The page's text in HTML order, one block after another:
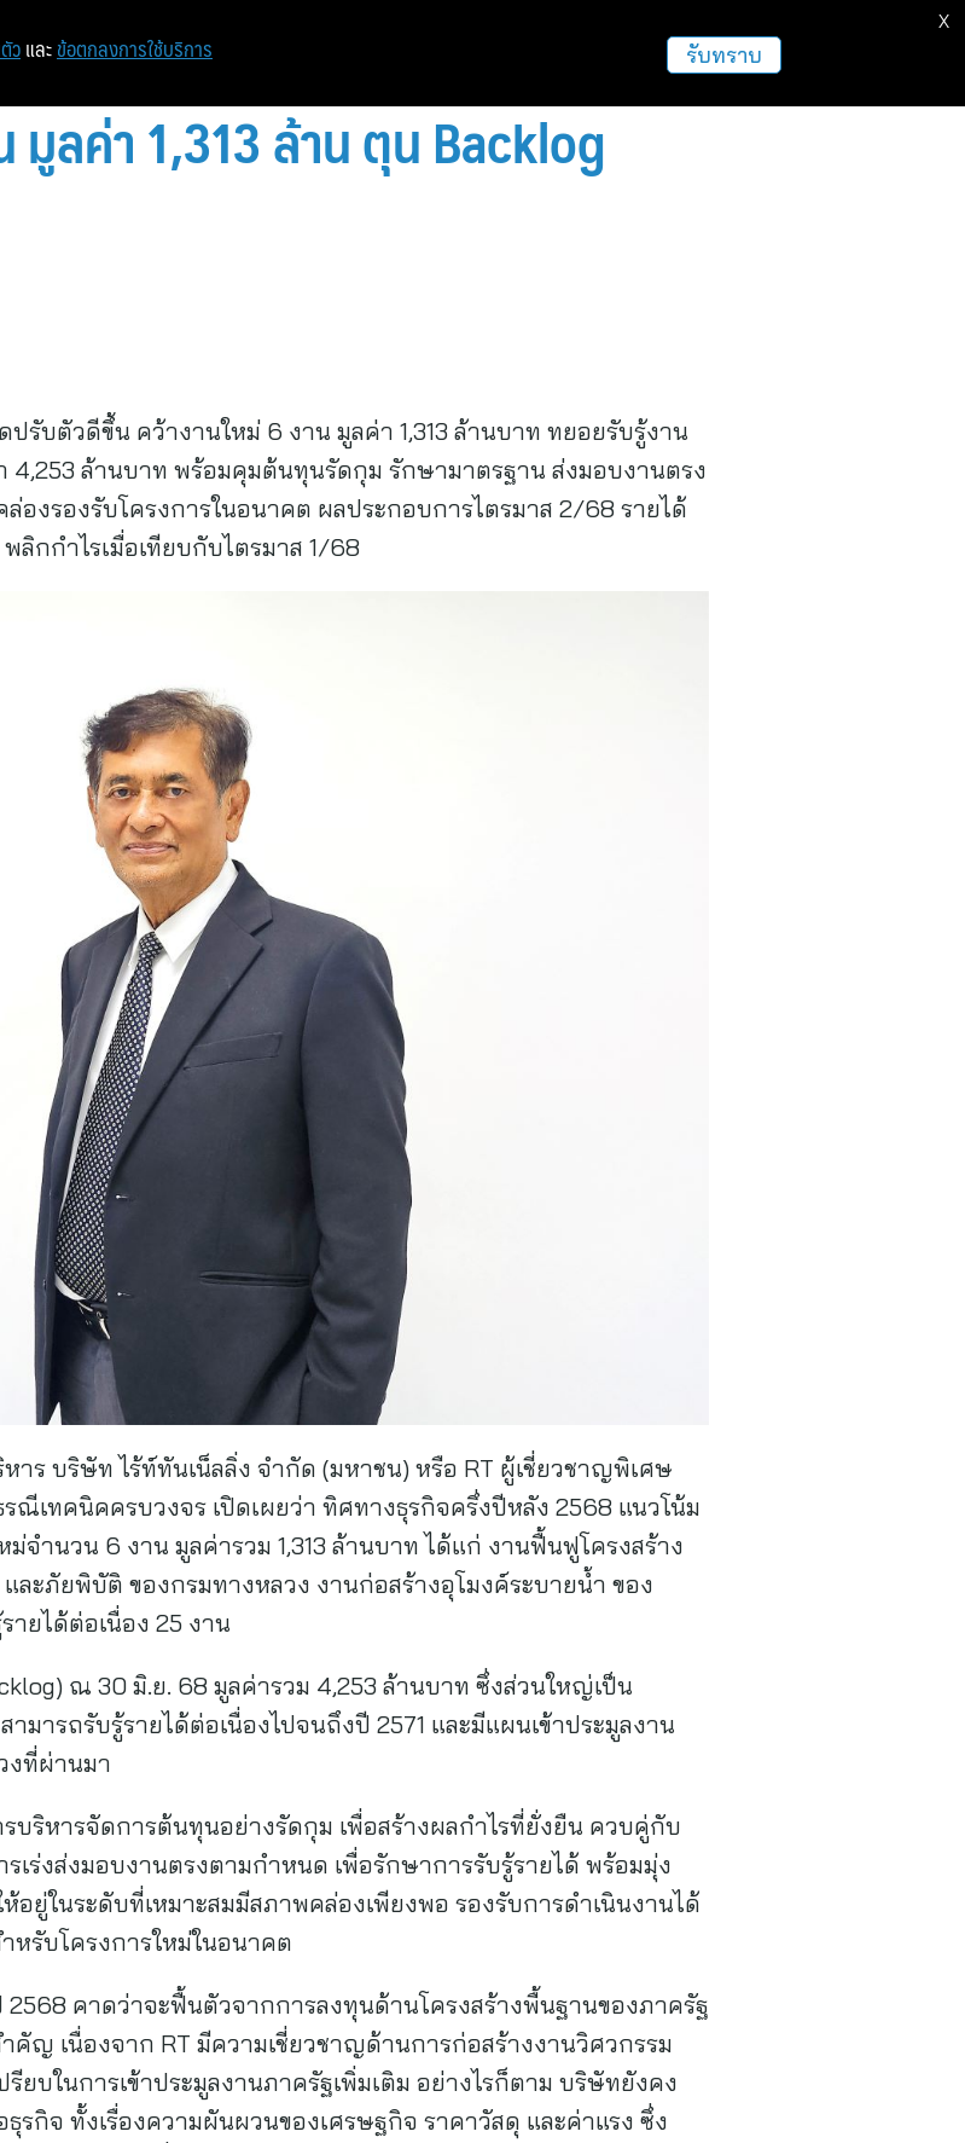
มูลค่า 1,313 ล้าน ตุน Backlog
รับตัวดีขึ้น คว้างานใหม่ 6 งาน มูลค่า 1,313 ล้านบาท ทยอยรับรู้งาน
4,253 ล้านบาท พร้อมคุมต้นทุนรัดกุม รักษามาตรฐาน ส่งมอบงานตรง
ล่องรองรับโครงการในอนาคต ผลประกอบการไตรมาส 2/68 รายได้
ลิกกำไรเมื่อเทียบกับไตรมาส 1/68
าร บริษัท ไร้ท์ทันเน็ลลิ่ง จำกัด (มหาชน) หรือ RT ผู้เชี่ยวชาญพิเศษ
รณีเทคนิคครบวงจร เปิดเผยว่า ทิศทางธุรกิจครึ่งปีหลัง 2568 แนวโน้ม
จำนวน 6 งาน มูลค่ารวม 1,313 ล้านบาท ได้แก่ งานฟื้นฟูโครงสร้าง
ะภัยพิบัติ ของกรมทางหลวง งานก่อสร้างอุโมงค์ระบายน้ำ ของ
ยได้ต่อเนื่อง 25 งาน
ณ 30 มิ.ย. 68 มูลค่ารวม 4,253 ล้านบาท ซึ่งส่วนใหญ่เป็น
มารถรับรู้รายได้ต่อเนื่องไปจนถึงปี 2571 และมีแผนเข้าประมูลงาน
งที่ผ่านมา
ริหารจัดการต้นทุนอย่างรัดกุม เพื่อสร้างผลกำไรที่ยั่งยืน ควบคู่กับ
ร่งส่งมอบงานตรงตามกำหนด เพื่อรักษาการรับรู้รายได้ พร้อมมุ่ง
อยู่ในระดับที่เหมาะสมมีสภาพคล่องเพียงพอ รองรับการดำเนินงานได้
หรับโครงการใหม่ในอนาคต
คาดว่าจะฟื้นตัวจากการลงทุนด้านโครงสร้างพื้นฐานของภาครัฐ
คัญ เนื่องจาก RT มีความเชี่ยวชาญด้านการก่อสร้างงานวิศวกรรม
ยบในการเข้าประมูลงานภาครัฐเพิ่มเติม อย่างไรก็ตาม บริษัทยังคง
รกิจ ทั้งเรื่องความผันผวนของเศรษฐกิจ ราคาวัสดุ และค่าแรง ซึ่ง
ว และ ข้อตกลงการใช้บริการ รับทราบ
X